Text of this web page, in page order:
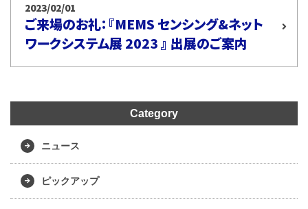
2023/02/01
ご来場のお礼：『MEMS センシング&ネット
ワークシステム展 2023 』 出展のご案内
Category
ニュース
ピックアップ